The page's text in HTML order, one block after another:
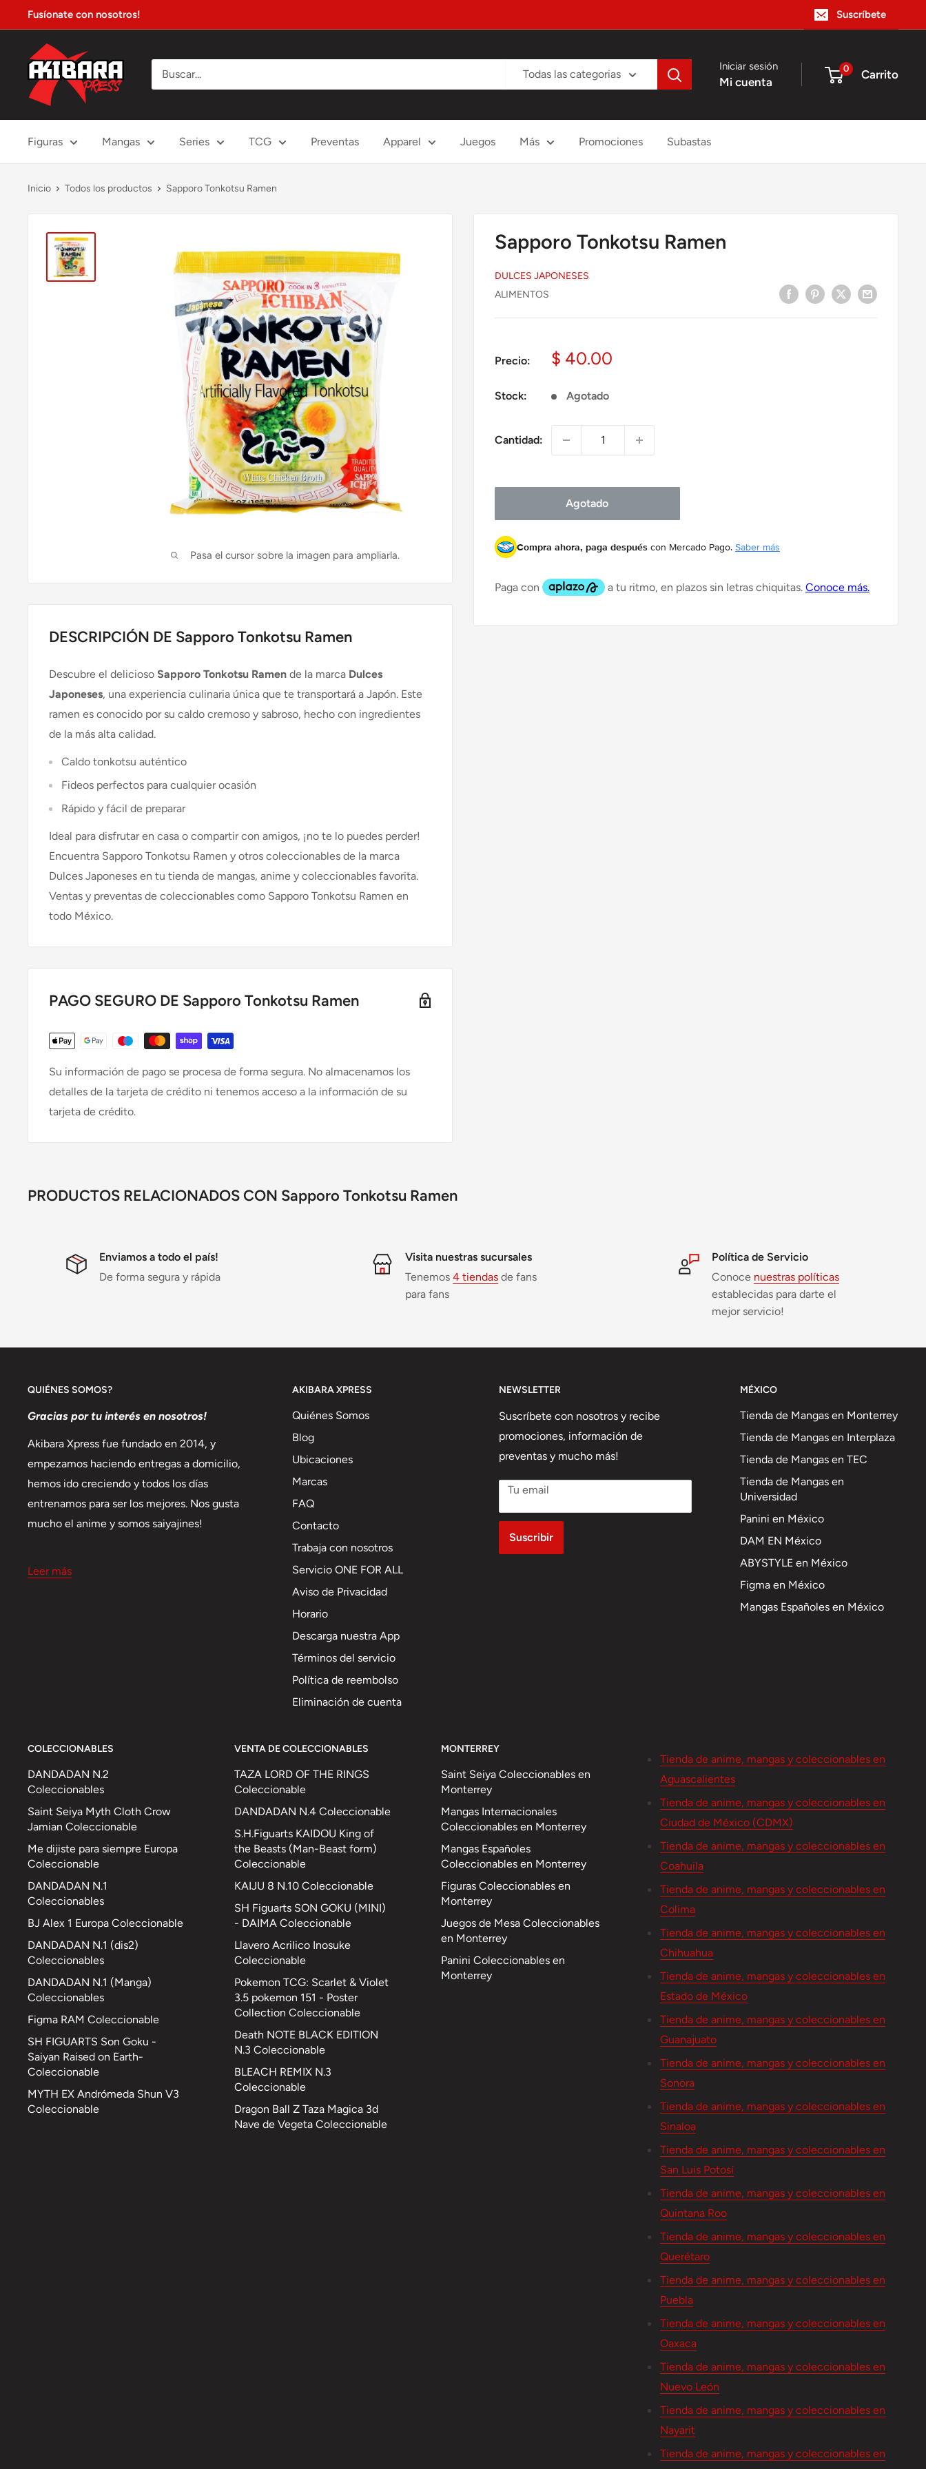
directamente
contenido
Fusíonate con nosotros! Suscríbete
Akibara
Xpress
Todas las categorias
Iniciar sesión
Mi cuenta
0 Carrito
Figuras Mangas Series TCG Preventas Apparel Juegos Más Promociones Subastas
Inicio Todos los productos Sapporo Tonkotsu Ramen
Pasa el cursor sobre la imagen para ampliarla.
Sapporo Tonkotsu Ramen
DULCES JAPONESES
ALIMENTOS
Precio:
Precio
venta
$ 40.00
Stock: Agotado
Cantidad:
Agotado
Compra ahora, paga después con Mercado Pago. Saber más
DESCRIPCIÓN DE Sapporo Tonkotsu Ramen
Descubre el delicioso Sapporo Tonkotsu Ramen de la marca Dulces
Japoneses, una experiencia culinaria única que te transportará a Japón. Este
ramen es conocido por su caldo cremoso y sabroso, hecho con ingredientes
de la más alta calidad.
Caldo tonkotsu auténtico
Fideos perfectos para cualquier ocasión
Rápido y fácil de preparar
Ideal para disfrutar en casa o compartir con amigos, ¡no te lo puedes perder!
Encuentra Sapporo Tonkotsu Ramen y otros coleccionables de la marca
Dulces Japoneses en tu tienda de mangas, anime y coleccionables favorita.
Ventas y preventas de coleccionables como Sapporo Tonkotsu Ramen en
todo México.
PAGO SEGURO DE Sapporo Tonkotsu Ramen
Su información de pago se procesa de forma segura. No almacenamos los
detalles de la tarjeta de crédito ni tenemos acceso a la información de su
tarjeta de crédito.
PRODUCTOS RELACIONADOS CON Sapporo Tonkotsu Ramen
Enviamos a todo el país!
De forma segura y rápida
Visita nuestras sucursales
Tenemos4 tiendas de fans
para fans
Política de Servicio
Conoce nuestras políticas
establecidas para darte el
mejor servicio!
QUIÉNES SOMOS?
Gracias por tu interés en nosotros!
Akibara Xpress fue fundado en 2014, y
empezamos haciendo entregas a domicilio,
hemos ido creciendo y todos los días
entrenamos para ser los mejores. Nos gusta
mucho el anime y somos saiyajines!
Leer más
AKIBARA XPRESS
Quiénes Somos
Blog
Ubicaciones
Marcas
FAQ
Contacto
Trabaja con nosotros
Servicio ONE FOR ALL
Aviso de Privacidad
Horario
Descarga nuestra App
Términos del servicio
Política de reembolso
Eliminación de cuenta
NEWSLETTER
Suscríbete con nosotros y recibe
promociones, información de
preventas y mucho más!
Tu email
Suscribir
MÉXICO
Tienda de Mangas en Monterrey
Tienda de Mangas en Interplaza
Tienda de Mangas en TEC
Tienda de Mangas en
Universidad
Panini en México
DAM EN México
ABYSTYLE en México
Figma en México
Mangas Españoles en México
COLECCIONABLES
DANDADAN N.2
Coleccionables
Saint Seiya Myth Cloth Crow
Jamian Coleccionable
Me dijiste para siempre Europa
Coleccionable
DANDADAN N.1
Coleccionables
BJ Alex 1 Europa Coleccionable
DANDADAN N.1 (dis2)
Coleccionables
DANDADAN N.1 (Manga)
Coleccionables
Figma RAM Coleccionable
SH FIGUARTS Son Goku -
Saiyan Raised on Earth-
Coleccionable
MYTH EX Andrómeda Shun V3
Coleccionable
VENTA DE COLECCIONABLES
TAZA LORD OF THE RINGS
Coleccionable
DANDADAN N.4 Coleccionable
S.H.Figuarts KAIDOU King of
the Beasts (Man-Beast form)
Coleccionable
KAIJU 8 N.10 Coleccionable
SH Figuarts SON GOKU (MINI)
- DAIMA Coleccionable
Llavero Acrilico Inosuke
Coleccionable
Pokemon TCG: Scarlet & Violet
3.5 pokemon 151 - Poster
Collection Coleccionable
Death NOTE BLACK EDITION
N.3 Coleccionable
BLEACH REMIX N.3
Coleccionable
Dragon Ball Z Taza Magica 3d
Nave de Vegeta Coleccionable
MONTERREY
Saint Seiya Coleccionables en
Monterrey
Mangas Internacionales
Coleccionables en Monterrey
Mangas Españoles
Coleccionables en Monterrey
Figuras Coleccionables en
Monterrey
Juegos de Mesa Coleccionables
en Monterrey
Panini Coleccionables en
Monterrey
Tienda de anime, mangas y coleccionables en
Aguascalientes
Tienda de anime, mangas y coleccionables en
Ciudad de México (CDMX)
Tienda de anime, mangas y coleccionables en
Coahuila
Tienda de anime, mangas y coleccionables en
Colima
Tienda de anime, mangas y coleccionables en
Chihuahua
Tienda de anime, mangas y coleccionables en
Estado de México
Tienda de anime, mangas y coleccionables en
Guanajuato
Tienda de anime, mangas y coleccionables en
Sonora
Tienda de anime, mangas y coleccionables en
Sinaloa
Tienda de anime, mangas y coleccionables en
San Luis Potosí
Tienda de anime, mangas y coleccionables en
Quintana Roo
Tienda de anime, mangas y coleccionables en
Querétaro
Tienda de anime, mangas y coleccionables en
Puebla
Tienda de anime, mangas y coleccionables en
Oaxaca
Tienda de anime, mangas y coleccionables en
Nuevo León
Tienda de anime, mangas y coleccionables en
Nayarit
Tienda de anime, mangas y coleccionables en